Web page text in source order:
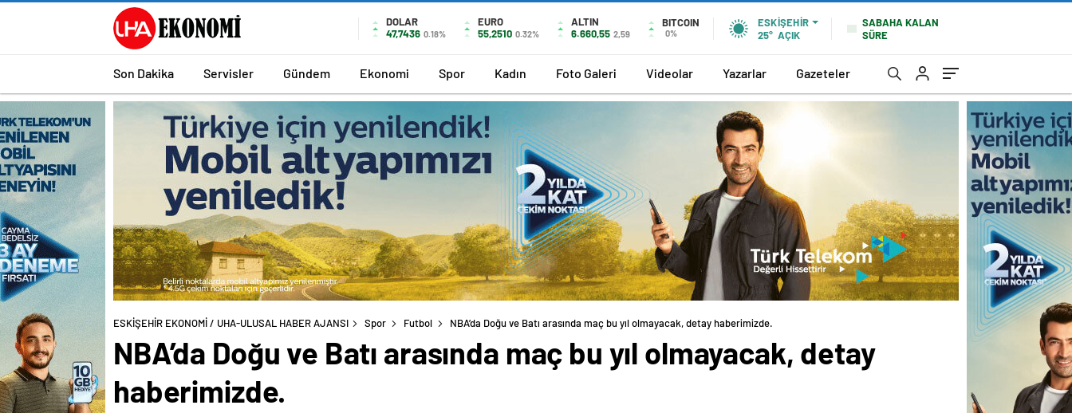
DOLAR
47,7436 0.18%
EURO
55,2510 0.32%
ALTIN
6.660,55 2,59
BITCOIN
0%
ESKIŞEHIR
25° AÇIK
SABAHA KALAN
SÜRE
Son Dakika Servisler Gündem Ekonomi Spor Kadın Foto Galeri Videolar Yazarlar Gazeteler
ESKİŞEHİR EKONOMİ / UHA-ULUSAL HABER AJANSI Spor Futbol NBA’da Doğu ve Batı arasında maç bu yıl olmayacak, detay haberimizde.
NBA’da Doğu ve Batı arasında maç bu yıl olmayacak, detay
haberimizde.